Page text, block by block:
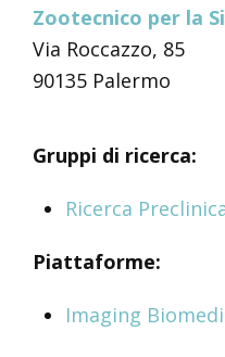
Zootecnico per la
Via Roccazzo, 85
90135 Palermo
Gruppi di ricerca:
Ricerca
Piattaforme:
Imaging